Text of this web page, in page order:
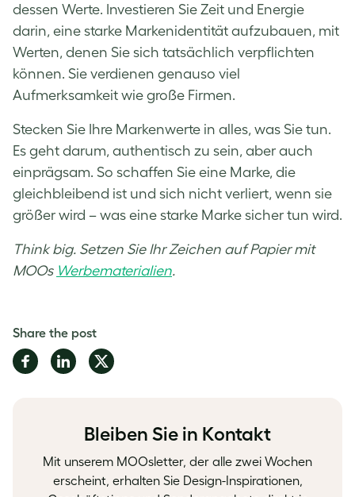
dessen Werte. Investieren Sie Zeit und Energie
darin, eine starke Markenidentität aufzubauen, mit
Werten, denen Sie sich tatsächlich verpflichten
können. Sie verdienen genauso viel
Aufmerksamkeit wie große Firmen.
Stecken Sie Ihre Markenwerte in alles, was Sie tun.
Es geht darum, authentisch zu sein, aber auch
einprägsam. So schaffen Sie eine Marke, die
gleichbleibend ist und sich nicht verliert, wenn sie
größer wird – was eine starke Marke sicher tun wird.
Think big. Setzen Sie Ihr Zeichen auf Papier mit
MOOs Werbematerialien.
Share the post
Share
on
Share
on
Share
on
Bleiben Sie in Kontakt
Mit unserem MOOsletter, der alle zwei Wochen
erscheint, erhalten Sie Design-Inspirationen,